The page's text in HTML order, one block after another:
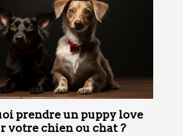
prendre un puppy love
votre chien ou chat ?